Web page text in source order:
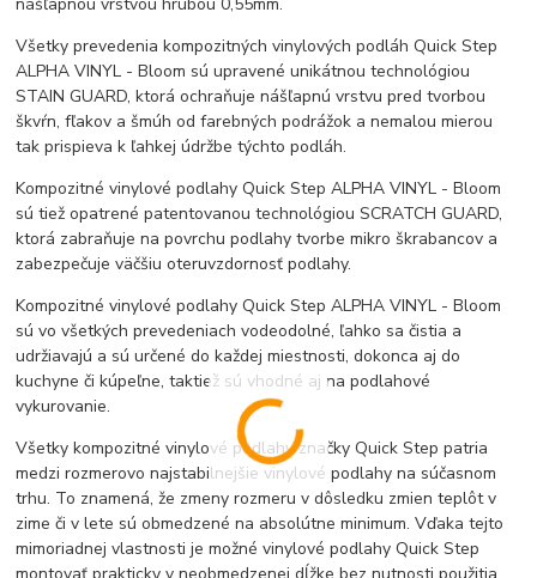
Všetky prevedenia kompozitných vinylových podláh Quick Step
ALPHA VINYL - Bloom sú upravené unikátnou technológiou
STAIN GUARD, ktorá ochraňuje nášľapnú vrstvu pred tvorbou
škvŕn, fľakov a šmúh od farebných podrážok a nemalou mierou
tak prispieva k ľahkej údržbe týchto podláh.
Kompozitné vinylové podlahy Quick Step ALPHA VINYL - Bloom
sú tiež opatrené patentovanou technológiou SCRATCH GUARD,
ktorá zabraňuje na povrchu podlahy tvorbe mikro škrabancov a
zabezpečuje väčšiu oteruvzdornosť podlahy.
Kompozitné vinylové podlahy Quick Step ALPHA VINYL - Bloom
sú vo všetkých prevedeniach vodeodolné, ľahko sa čistia a
udržiavajú a sú určené do každej miestnosti, dokonca aj do
kuchyne či kúpeľne, taktiež sú vhodné aj na podlahové
vykurovanie.
Všetky kompozitné vinylové podlahy značky Quick Step patria
medzi rozmerovo najstabilnejšie vinylové podlahy na súčasnom
trhu. To znamená, že zmeny rozmeru v dôsledku zmien teplôt v
zime či v lete sú obmedzené na absolútne minimum. Vďaka tejto
mimoriadnej vlastnosti je možné vinylové podlahy Quick Step